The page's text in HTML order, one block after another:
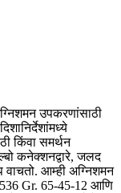
उपकरणांसाठी
किंवा समर्थन
कनेक्शनद्वारे, जलद
आम्ही अग्निशमन
Gr. 65-45-12 आणि